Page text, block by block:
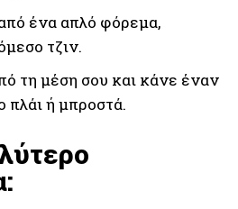
ένα απλό φόρεμα,
τζιν.
τη μέση σου και κάνε έναν
πλάι ή μπροστά.